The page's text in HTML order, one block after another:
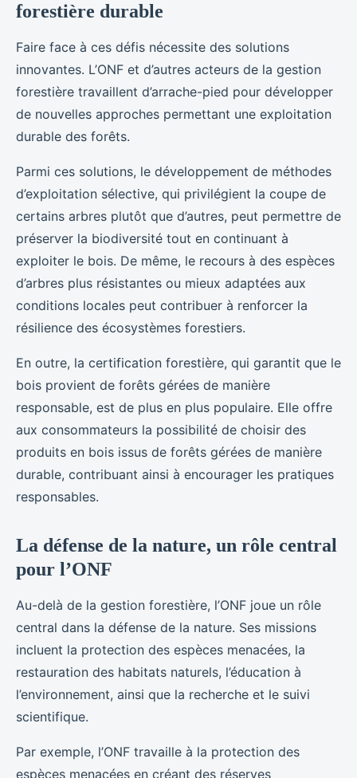
forestière durable
Faire face à ces défis nécessite des solutions
innovantes. L’ONF et d’autres acteurs de la gestion
forestière travaillent d’arrache-pied pour développer
de nouvelles approches permettant une exploitation
durable des forêts.
Parmi ces solutions, le développement de méthodes
d’exploitation sélective, qui privilégient la coupe de
certains arbres plutôt que d’autres, peut permettre de
préserver la biodiversité tout en continuant à
exploiter le bois. De même, le recours à des espèces
d’arbres plus résistantes ou mieux adaptées aux
conditions locales peut contribuer à renforcer la
résilience des écosystèmes forestiers.
En outre, la certification forestière, qui garantit que le
bois provient de forêts gérées de manière
responsable, est de plus en plus populaire. Elle offre
aux consommateurs la possibilité de choisir des
produits en bois issus de forêts gérées de manière
durable, contribuant ainsi à encourager les pratiques
responsables.
La défense de la nature, un rôle central
pour l’ONF
Au-delà de la gestion forestière, l’ONF joue un rôle
central dans la défense de la nature. Ses missions
incluent la protection des espèces menacées, la
restauration des habitats naturels, l’éducation à
l’environnement, ainsi que la recherche et le suivi
scientifique.
Par exemple, l’ONF travaille à la protection des
espèces menacées en créant des réserves